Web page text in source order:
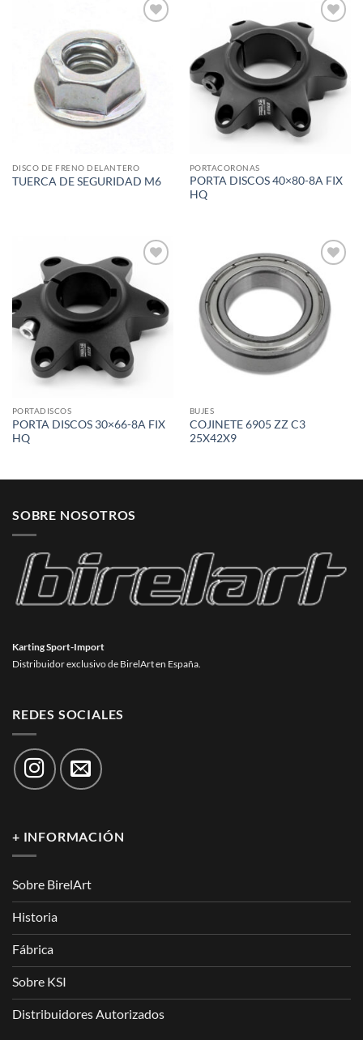
DISCO DE FRENO DELANTERO
TUERCA DE SEGURIDAD M6
wishlist
PORTACORONAS
PORTA DISCOS 40×80-8A FIX
HQ
wishlist
PORTADISCOS
PORTA DISCOS 30×66-8A FIX
HQ
Add to
wishlist
BUJES
COJINETE 6905 ZZ C3
25X42X9
SOBRE NOSOTROS
Karting Sport-Import
Distribuidor exclusivo de BirelArt en España.
REDES SOCIALES
+ INFORMACIÓN
Sobre BirelArt
Historia
Fábrica
Sobre KSI
Distribuidores Autorizados